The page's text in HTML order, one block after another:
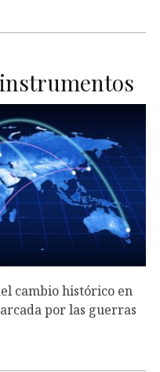
cambio histórico en
por las guerras